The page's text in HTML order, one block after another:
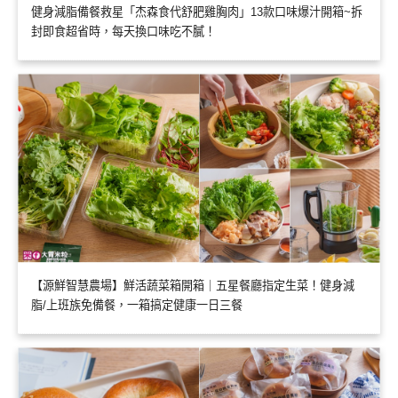
健身減脂備餐救星「杰森食代舒肥雞胸肉」13款口味爆汁開箱~拆
封即食超省時，每天換口味吃不膩！
【源鮮智慧農場】鮮活蔬菜箱開箱｜五星餐廳指定生菜！健身減
脂/上班族免備餐，一箱搞定健康一日三餐